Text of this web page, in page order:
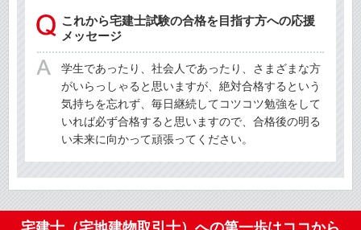
これから宅建士試験の合格を目指す方への応援
メッセージ
学生であったり、社会人であったり、さまざまな方
がいらっしゃると思いますが、絶対合格するという
気持ちを忘れず、毎日継続してコツコツ勉強をして
いれば必ず合格すると思いますので、合格後の明る
い未来に向かって頑張ってください。